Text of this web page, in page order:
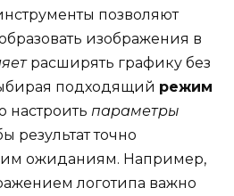
позволяют
изображения в
расширять графику без
подходящий режим
настроить параметры
результат точно
ожиданиям. Например,
логотипа важно